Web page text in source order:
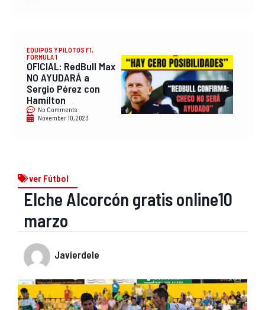
EQUIPOS Y PILOTOS F1,
FORMULA 1
OFICIAL: RedBull Max
NO AYUDARÁ a
Sergio Pérez con
Hamilton
No Comments
November 10, 2023
ver Fútbol
Elche Alcorcón gratis online10
marzo
Javierdele